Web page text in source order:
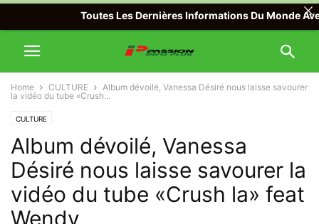
Home CULTURE
Album dévoilé, Vanessa Désiré nous laisse savourer
la vidéo du tube «Crush...
CULTURE
Album dévoilé, Vanessa
Désiré nous laisse savourer la
vidéo du tube «Crush la» feat
Wendy
Toutes Les Dernières Informations Du Monde